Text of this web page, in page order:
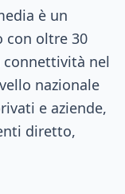
è un
con oltre 30
connettività nel
nazionale
e aziende,
diretto,